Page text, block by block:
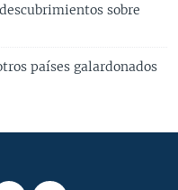
sobre
países galardonados